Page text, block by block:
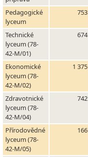
Pedagogické
lyceum
753
Technické
lyceum (78-
42-M/01)
674
Ekonomické
lyceum (78-
42-M/02)
1 375
Zdravotnické
lyceum (78-
42-M/04)
742
Přírodovědné
lyceum (78-
42-M/05)
166